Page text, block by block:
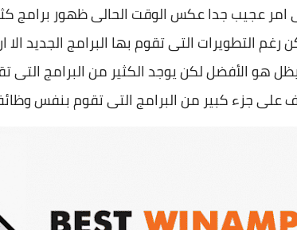
عجيب جدا عكس الوقت الحالى ظهور برامج
رغم التطويرات التى تقوم بها البرامج الجديد الا
هو الأفضل لكن يوجد الكثير من البرامج التى
على جزء كبير من البرامج التى تقوم بنفس